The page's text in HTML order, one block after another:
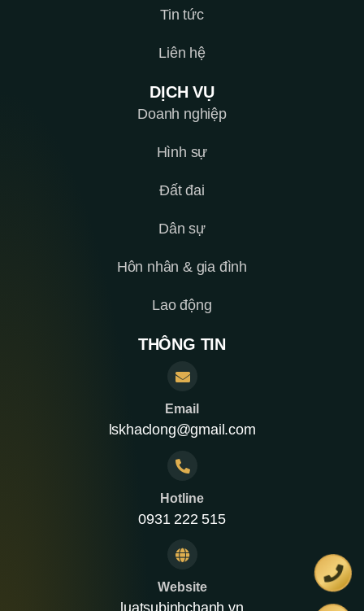
Tin tức
Liên hệ
DỊCH VỤ
Doanh nghiệp
Hình sự
Đất đai
Dân sự
Hôn nhân & gia đình
Lao động
THÔNG TIN
Email
lskhaclong@gmail.com
Hotline
0931 222 515
Website